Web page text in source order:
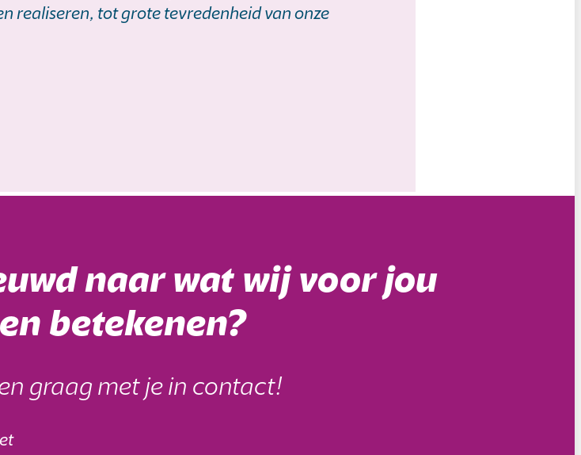
realiseren, tot grote tevredenheid van onze
naar wat wij voor jou
betekenen?
graag met je in contact!